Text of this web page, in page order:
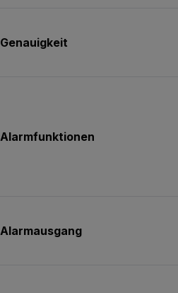
Genauigkeit
Alarmfunktionen
Alarmausgang